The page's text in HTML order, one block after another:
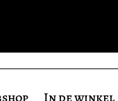
In de winkel